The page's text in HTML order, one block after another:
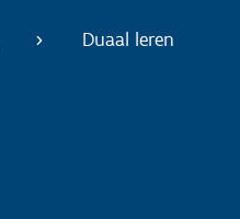
Duaal leren